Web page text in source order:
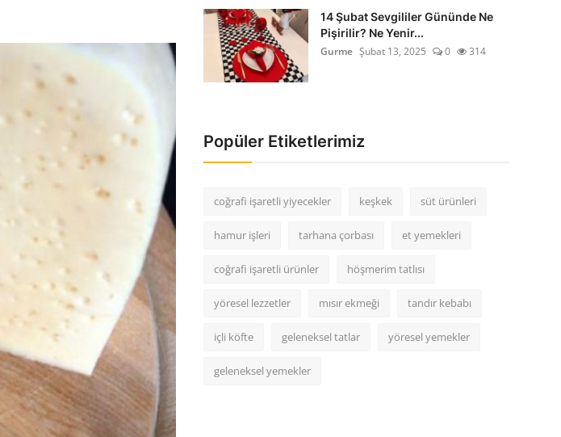
14 Şubat Sevgililer Gününde Ne
Pişirilir? Ne Yenir...
Gurme Şubat 13, 2025 0 314
Popüler Etiketlerimiz
coğrafi işaretli yiyecekler keşkek süt ürünleri
hamur işleri tarhana çorbası et yemekleri
coğrafi işaretli ürünler höşmerim tatlısı
yöresel lezzetler mısır ekmeği tandır kebabı
içli köfte geleneksel tatlar yöresel yemekler
geleneksel yemekler